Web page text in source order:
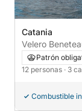
Catania
Velero
Patrón
12 personas · 3
Combustible